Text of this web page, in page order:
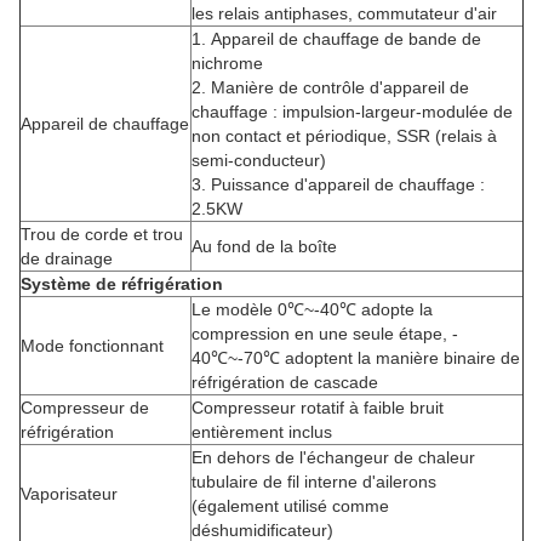
les relais antiphases, commutateur d'air
Appareil de chauffage
1. Appareil de chauffage de bande de
nichrome
2. Manière de contrôle d'appareil de
chauffage : impulsion-largeur-modulée de
non contact et périodique, SSR (relais à
semi-conducteur)
3. Puissance d'appareil de chauffage :
2.5KW
Trou de corde et trou
de drainage
Au fond de la boîte
Système de réfrigération
Mode fonctionnant
Le modèle 0℃~-40℃ adopte la
compression en une seule étape, -
40℃~-70℃ adoptent la manière binaire de
réfrigération de cascade
Compresseur de
réfrigération
Compresseur rotatif à faible bruit
entièrement inclus
Vaporisateur
En dehors de l'échangeur de chaleur
tubulaire de fil interne d'ailerons
(également utilisé comme
déshumidificateur)